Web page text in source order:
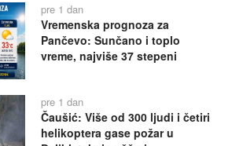
pre 1 dan
Vremenska prognoza za
Pančevo: Sunčano i toplo
vreme, najviše 37 stepeni
pre 1 dan
Čaušić: Više od 300 ljudi i četiri
helikoptera gase požar u